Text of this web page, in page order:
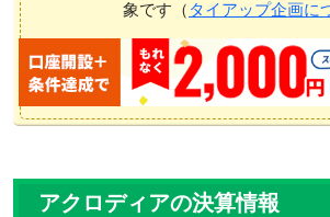
象です（ タイアップ企画に
アクロディアの決算情報